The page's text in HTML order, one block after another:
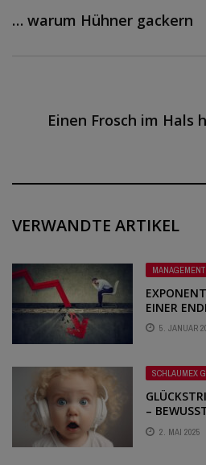
… warum Hühner gackern
Einen Frosch im Hals
VERWANDTE ARTIKEL
EINER
5. JANUAR
SCHLAUMEX
–
2. MAI 2025